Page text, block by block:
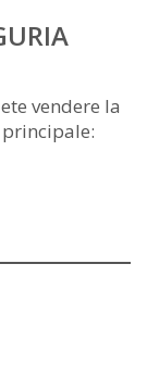
vendere la